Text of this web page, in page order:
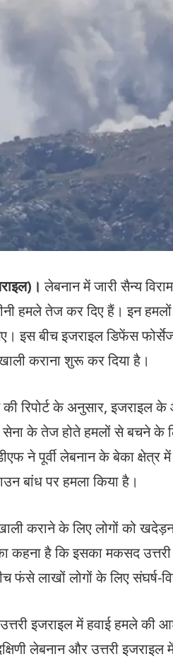
लेबनान में जारी सैन्य
हमले तेज कर दिए हैं। इन
इस बीच इजराइल डिफेंस
कराना शुरू कर दिया है।
रिपोर्ट के अनुसार, इजराइल
के तेज होते हमलों से बचने के
ने पूर्वी लेबनान के बेका क्षेत्र
बांध पर हमला किया है।
कराने के लिए लोगों को
कहना है कि इसका मकसद
फंसे लाखों लोगों के लिए संघर्ष-
इजराइल में हवाई हमले
लेबनान और उत्तरी